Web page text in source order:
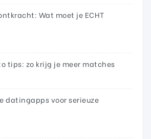
Wat moet je ECHT
tips: zo krijg je meer matches
datingapps voor serieuze